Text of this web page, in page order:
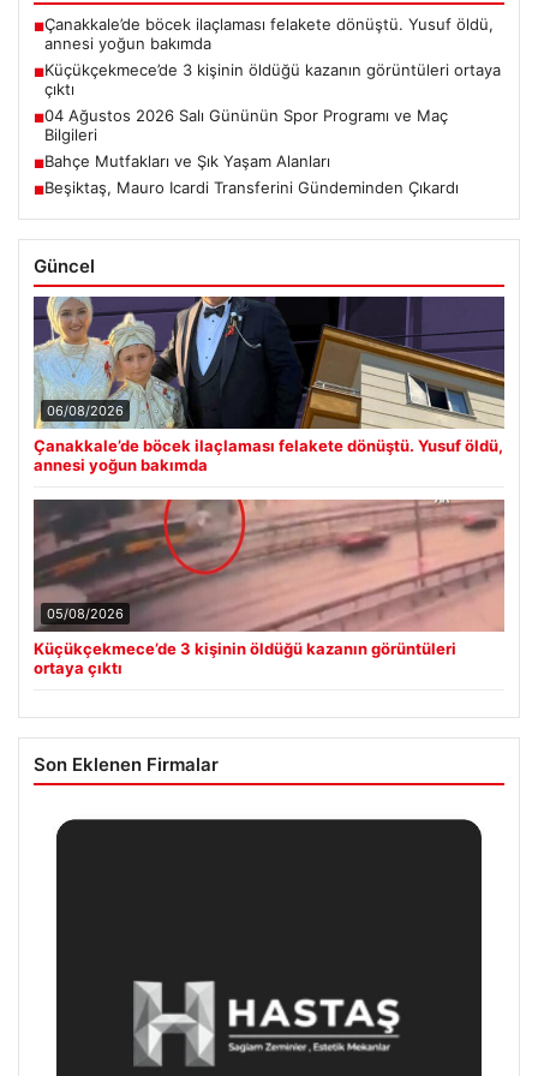
■Çanakkale’de böcek ilaçlaması felakete dönüştü. Yusuf öldü,
annesi yoğun bakımda
■Küçükçekmece’de 3 kişinin öldüğü kazanın görüntüleri ortaya
çıktı
■04 Ağustos 2026 Salı Gününün Spor Programı ve Maç
Bilgileri
■Bahçe Mutfakları ve Şık Yaşam Alanları
■Beşiktaş, Mauro Icardi Transferini Gündeminden Çıkardı
Güncel
06/08/2026
Çanakkale’de böcek ilaçlaması felakete dönüştü. Yusuf öldü,
annesi yoğun bakımda
05/08/2026
Küçükçekmece’de 3 kişinin öldüğü kazanın görüntüleri
ortaya çıktı
Son Eklenen Firmalar